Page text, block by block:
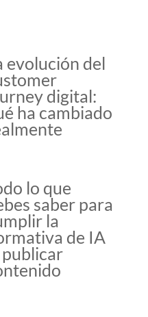
evolución del
digital:
ha cambiado
lo que
saber para
la
de IA
publicar